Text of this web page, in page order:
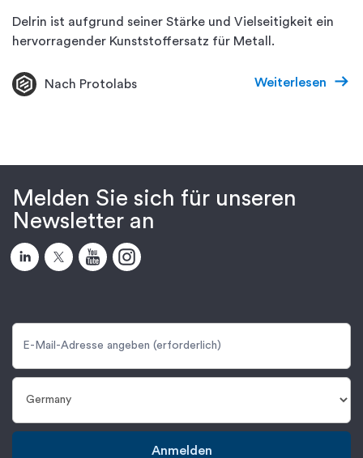
Delrin ist aufgrund seiner Stärke und Vielseitigkeit ein
hervorragender Kunststoffersatz für Metall.
Nach Protolabs Weiterlesen
Melden Sie sich für unseren
Newsletter an
Anmelden